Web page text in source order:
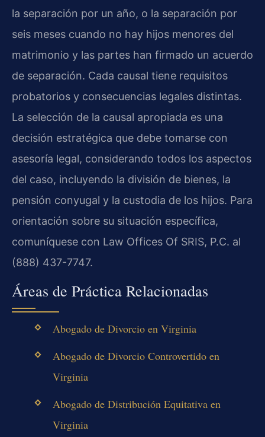
la separación por un año, o la separación por
seis meses cuando no hay hijos menores del
matrimonio y las partes han firmado un acuerdo
de separación. Cada causal tiene requisitos
probatorios y consecuencias legales distintas.
La selección de la causal apropiada es una
decisión estratégica que debe tomarse con
asesoría legal, considerando todos los aspectos
del caso, incluyendo la división de bienes, la
pensión conyugal y la custodia de los hijos. Para
orientación sobre su situación específica,
comuníquese con Law Offices Of SRIS, P.C. al
(888) 437-7747.
Áreas de Práctica Relacionadas
Abogado de Divorcio en Virginia
Abogado de Divorcio Controvertido en
Virginia
Abogado de Distribución Equitativa en
Virginia